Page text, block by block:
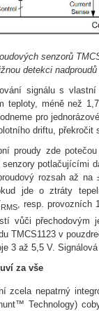
senzorů
detekci
signálu s
teploty, méně než
pro
driftu, překročit
proudy zde
potlačujícími
rozsah až
jde o ztráty
RMS, resp. provozních
vůči přechodovým
TMCS1123 v
3 až 5,5 V.
za vše
zcela nepatrný
Technology)